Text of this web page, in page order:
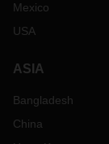
Mexico
USA
ASIA
Bangladesh
China